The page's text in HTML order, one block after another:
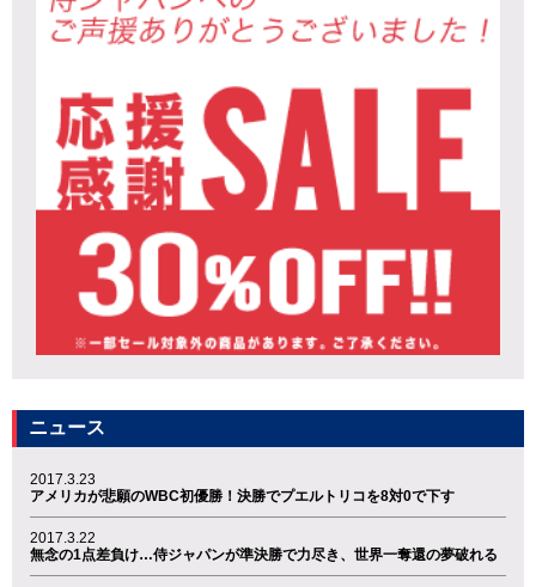
ニュース
2017.3.23
アメリカが悲願のWBC初優勝！決勝でプエルトリコを8対0で下す
2017.3.22
無念の1点差負け…侍ジャパンが準決勝で力尽き、世界一奪還の夢破れる